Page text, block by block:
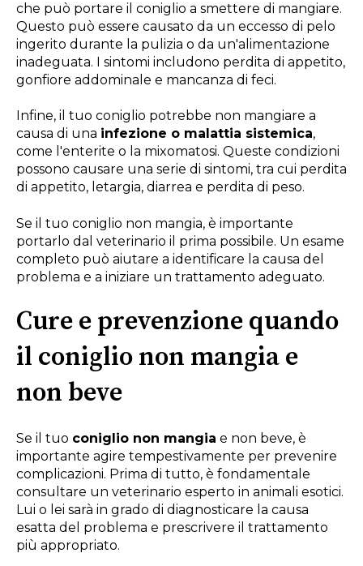
che può portare il coniglio a smettere di mangiare.
Questo può essere causato da un eccesso di pelo
ingerito durante la pulizia o da un'alimentazione
inadeguata. I sintomi includono perdita di appetito,
gonfiore addominale e mancanza di feci.
Infine, il tuo coniglio potrebbe non mangiare a
causa di una infezione o malattia sistemica,
come l'enterite o la mixomatosi. Queste condizioni
possono causare una serie di sintomi, tra cui perdita
di appetito, letargia, diarrea e perdita di peso.
Se il tuo coniglio non mangia, è importante
portarlo dal veterinario il prima possibile. Un esame
completo può aiutare a identificare la causa del
problema e a iniziare un trattamento adeguato.
Cure e prevenzione quando
il coniglio non mangia e
non beve
Se il tuo coniglio non mangia e non beve, è
importante agire tempestivamente per prevenire
complicazioni. Prima di tutto, è fondamentale
consultare un veterinario esperto in animali esotici.
Lui o lei sarà in grado di diagnosticare la causa
esatta del problema e prescrivere il trattamento
più appropriato.